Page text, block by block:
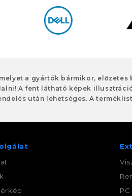
a gyártók bármikor,
A fent látható képek
után lehetséges. A